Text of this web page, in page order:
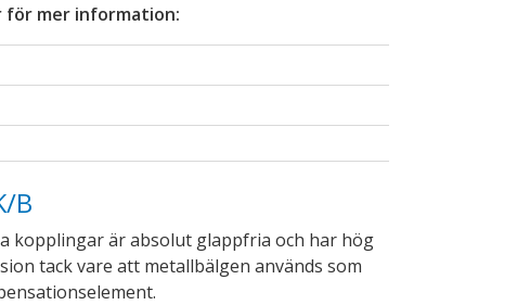
för mer information:
B
kopplingar är absolut glappfria och har hög
tack vare att metallbälgen används som